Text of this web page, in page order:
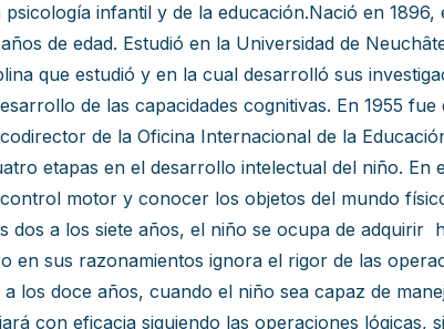
infantil y de la educación.Nació en
de edad. Estudió en la Universidad de
que estudió y en la cual desarrolló sus
de las capacidades cognitivas. En 1955
de la Oficina Internacional de la
etapas en el desarrollo intelectual del niño.
motor y conocer los objetos del mundo
a los siete años, el niño se ocupa de adquirir
en sus razonamientos ignora el rigor de las
los doce años, cuando el niño sea capaz de
con eficacia siguiendo las operaciones